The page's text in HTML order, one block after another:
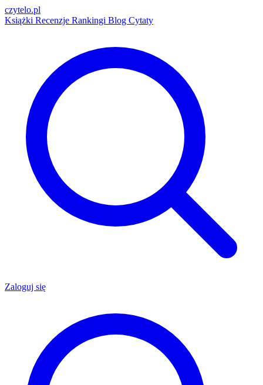
czytelo.pl
Książki Recenzje Rankingi Blog Cytaty
Zaloguj się